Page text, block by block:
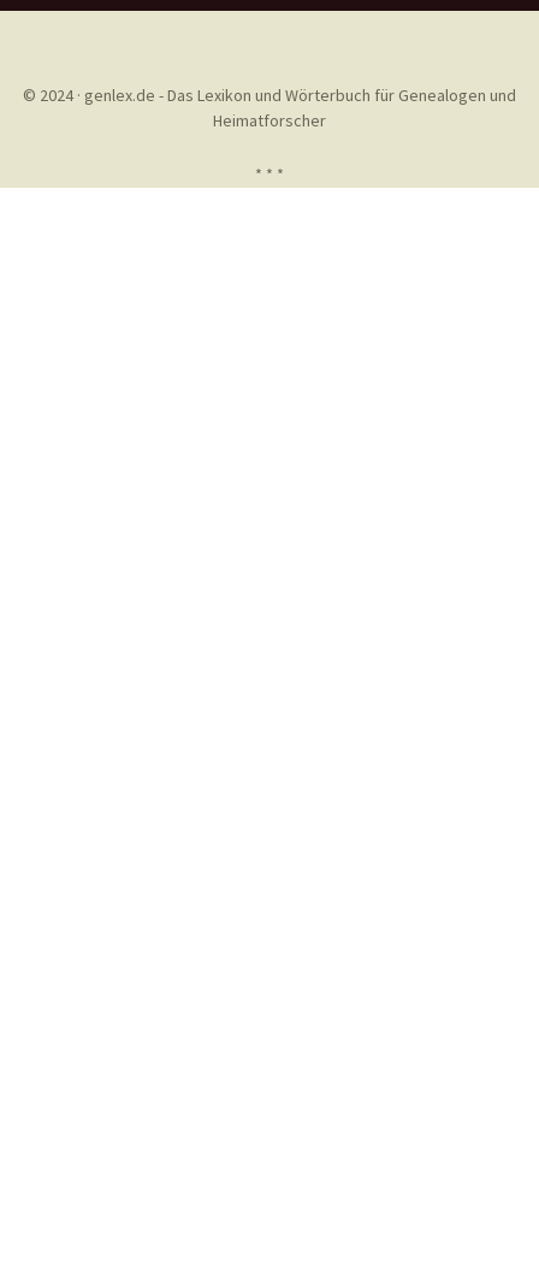
© 2024 · genlex.de - Das Lexikon und Wörterbuch für Genealogen und
Heimatforscher
* * *